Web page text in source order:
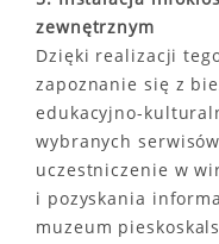
zewnętrznym
Dzięki realizacji
zapoznanie się z
edukacyjno-
wybranych
uczestniczenie w
i pozyskania
muzeum